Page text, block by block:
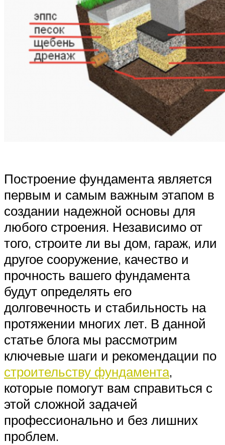
Построение фундамента является
первым и самым важным этапом в
создании надежной основы для
любого строения. Независимо от
того, строите ли вы дом, гараж, или
другое сооружение, качество и
прочность вашего фундамента
будут определять его
долговечность и стабильность на
протяжении многих лет. В данной
статье блога мы рассмотрим
ключевые шаги и рекомендации по
строительству фундамента,
которые помогут вам справиться с
этой сложной задачей
профессионально и без лишних
проблем.